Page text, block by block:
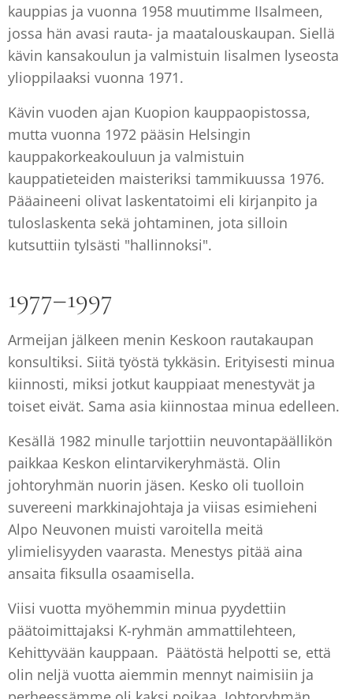
kauppias ja vuonna 1958 muutimme IIsalmeen,
jossa hän avasi rauta- ja maatalouskaupan. Siellä
kävin kansakoulun ja valmistuin Iisalmen lyseosta
ylioppilaaksi vuonna 1971.
Kävin vuoden ajan Kuopion kauppaopistossa,
mutta vuonna 1972 pääsin Helsingin
kauppakorkeakouluun ja valmistuin
kauppatieteiden maisteriksi tammikuussa 1976.
Pääaineeni olivat laskentatoimi eli kirjanpito ja
tuloslaskenta sekä johtaminen, jota silloin
kutsuttiin tylsästi "hallinnoksi".
1977–1997
Armeijan jälkeen menin Keskoon rautakaupan
konsultiksi. Siitä työstä tykkäsin. Erityisesti minua
kiinnosti, miksi jotkut kauppiaat menestyvät ja
toiset eivät. Sama asia kiinnostaa minua edelleen.
Kesällä 1982 minulle tarjottiin neuvontapäällikön
paikkaa Keskon elintarvikeryhmästä. Olin
johtoryhmän nuorin jäsen. Kesko oli tuolloin
suvereeni markkinajohtaja ja viisas esimieheni
Alpo Neuvonen muisti varoitella meitä
ylimielisyyden vaarasta. Menestys pitää aina
ansaita fiksulla osaamisella.
Viisi vuotta myöhemmin minua pyydettiin
päätoimittajaksi K-ryhmän ammattilehteen,
Kehittyvään kauppaan. Päätöstä helpotti se, että
olin neljä vuotta aiemmin mennyt naimisiin ja